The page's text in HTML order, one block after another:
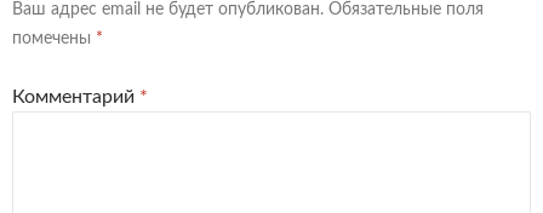
Ваш адрес email не будет опубликован. Обязательные поля
помечены *
Комментарий *